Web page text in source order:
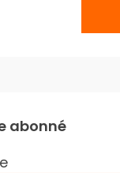
abonné